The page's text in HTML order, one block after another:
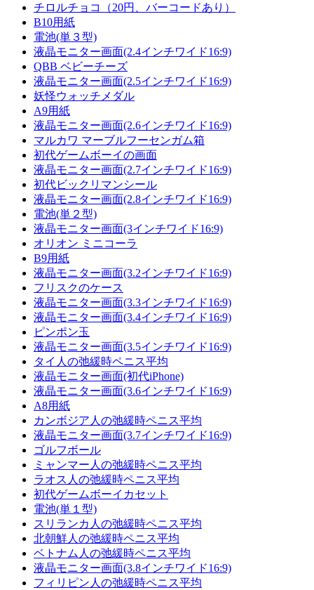
チロルチョコ（20円、バーコードあり）
B10用紙
電池(単３型)
液晶モニター画面(2.4インチワイド16:9)
QBB ベビーチーズ
液晶モニター画面(2.5インチワイド16:9)
妖怪ウォッチメダル
A9用紙
液晶モニター画面(2.6インチワイド16:9)
マルカワ マーブルフーセンガム箱
初代ゲームボーイの画面
液晶モニター画面(2.7インチワイド16:9)
初代ビックリマンシール
液晶モニター画面(2.8インチワイド16:9)
電池(単２型)
液晶モニター画面(3インチワイド16:9)
オリオン ミニコーラ
B9用紙
液晶モニター画面(3.2インチワイド16:9)
フリスクのケース
液晶モニター画面(3.3インチワイド16:9)
液晶モニター画面(3.4インチワイド16:9)
ピンポン玉
液晶モニター画面(3.5インチワイド16:9)
タイ人の弛緩時ペニス平均
液晶モニター画面(初代iPhone)
液晶モニター画面(3.6インチワイド16:9)
A8用紙
カンボジア人の弛緩時ペニス平均
液晶モニター画面(3.7インチワイド16:9)
ゴルフボール
ミャンマー人の弛緩時ペニス平均
ラオス人の弛緩時ペニス平均
初代ゲームボーイカセット
電池(単１型)
スリランカ人の弛緩時ペニス平均
北朝鮮人の弛緩時ペニス平均
ベトナム人の弛緩時ペニス平均
液晶モニター画面(3.8インチワイド16:9)
フィリピン人の弛緩時ペニス平均